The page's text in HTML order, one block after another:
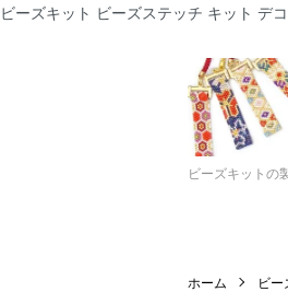
ビーズキット ビーズステッチ キット デ
ビーズキット
ホーム ビ